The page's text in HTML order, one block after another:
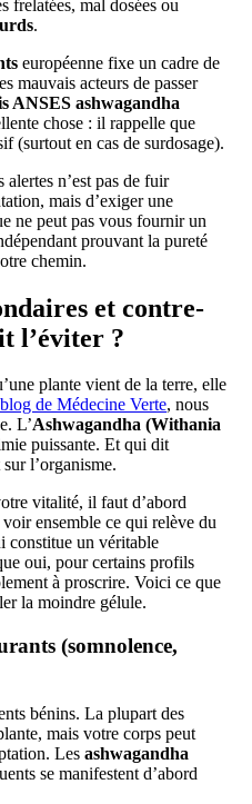
frelatées, mal dosées ou
.
européenne fixe un cadre de
mauvais acteurs de passer
ANSES ashwagandha
chose : il rappelle que
(surtout en cas de surdosage).
n’est pas de fuir
mais d’exiger une
ne peut pas vous fournir un
prouvant la pureté
chemin.
et contre-
l’éviter ?
plante vient de la terre, elle
de Médecine Verte, nous
L’Ashwagandha (Withania
puissante. Et qui dit
l’organisme.
vitalité, il faut d’abord
ensemble ce qui relève du
constitue un véritable
oui, pour certains profils
à proscrire. Voici ce que
la moindre gélule.
(somnolence,
bénins. La plupart des
mais votre corps peut
Les ashwagandha
se manifestent d’abord